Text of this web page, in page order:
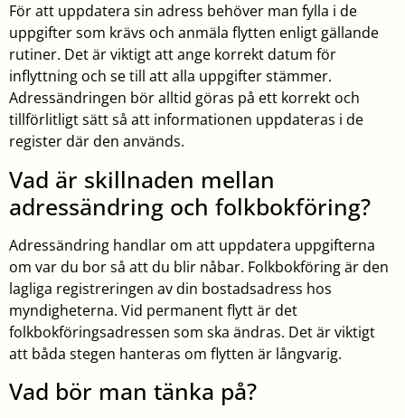
För att uppdatera sin adress behöver man fylla i de
uppgifter som krävs och anmäla flytten enligt gällande
rutiner. Det är viktigt att ange korrekt datum för
inflyttning och se till att alla uppgifter stämmer.
Adressändringen bör alltid göras på ett korrekt och
tillförlitligt sätt så att informationen uppdateras i de
register där den används.
Vad är skillnaden mellan
adressändring och folkbokföring?
Adressändring handlar om att uppdatera uppgifterna
om var du bor så att du blir nåbar. Folkbokföring är den
lagliga registreringen av din bostadsadress hos
myndigheterna. Vid permanent flytt är det
folkbokföringsadressen som ska ändras. Det är viktigt
att båda stegen hanteras om flytten är långvarig.
Vad bör man tänka på?